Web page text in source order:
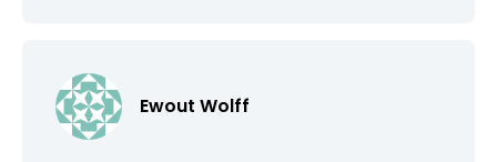
Ewout Wolff